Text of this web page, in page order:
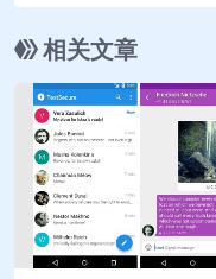
相关文章